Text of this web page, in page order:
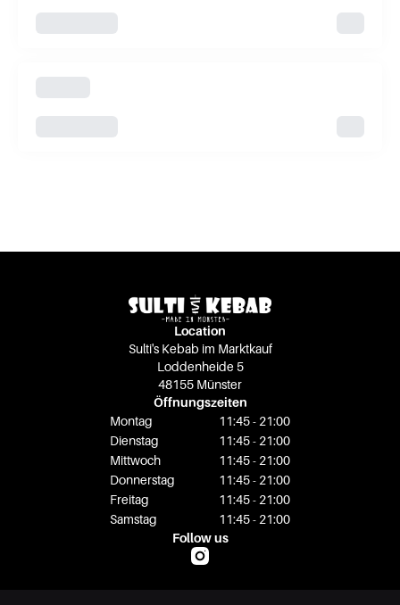
Location
Sulti's Kebab im Marktkauf
Loddenheide 5
48155 Münster
Öffnungszeiten
Montag
11:45 - 21:00
Dienstag
11:45 - 21:00
Mittwoch
11:45 - 21:00
Donnerstag
11:45 - 21:00
Freitag
11:45 - 21:00
Samstag
11:45 - 21:00
Follow us